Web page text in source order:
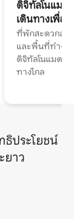
ดิจิทัลโนแมด
เดินทางเพื่อ
ที่พักสะดวกสบ
และพื้นที่ทำงา
ดิจิทัลโนแมดแ
ทางไกล
ประโยชน์
ยาว